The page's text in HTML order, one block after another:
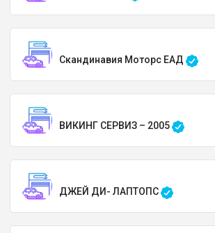
Скандинавия Моторс ЕАД
ВИКИНГ СЕРВИЗ – 2005
ДЖЕЙ ДИ- ЛАПТОПС